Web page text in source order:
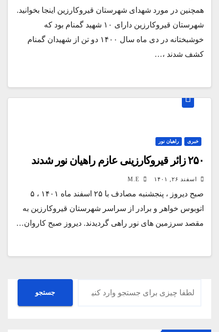
همچنین در مورد شهدای شهرستان قیروکارزین اینجا بخوانید.
شهرستان قیروکارزین دارای ۱۰ شهید گمنام بود که
خوشبختانه در دی ماه سال ۱۴۰۰ دو تن از شهیدان گمنام
کشف شدند ،…
خبری راهیان نور
۲۵۰ زائر قیروکارزینی عازم راهیان نور شدند
اسفند ۲۶, ۱۴۰۱
صبح دیروز ، پنجشنبه مصادف با ۲۵ اسفند ماه ۱۴۰۱ ، ۵
اتوبوس خواهر و برادر از سراسر شهرستان قیروکارزین به
مقصد سرزمین های نور راهی گردیدند. دیروز صبح کاروان…
جستجو جستجو